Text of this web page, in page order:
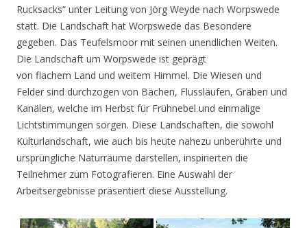
Rucksacks“ unter Leitung von Jörg Weyde nach Worpswede
statt. Die Landschaft hat Worpswede das Besondere
gegeben. Das Teufelsmoor mit seinen unendlichen Weiten.
Die Landschaft um Worpswede ist geprägt
von flachem Land und weitem Himmel. Die Wiesen und
Felder sind durchzogen von Bächen, Flussläufen, Gräben und
Kanälen, welche im Herbst für Frühnebel und einmalige
Lichtstimmungen sorgen. Diese Landschaften, die sowohl
Kulturlandschaft, wie auch bis heute nahezu unberührte und
ursprüngliche Naturräume darstellen, inspirierten die
Teilnehmer zum Fotografieren. Eine Auswahl der
Arbeitsergebnisse präsentiert diese Ausstellung.